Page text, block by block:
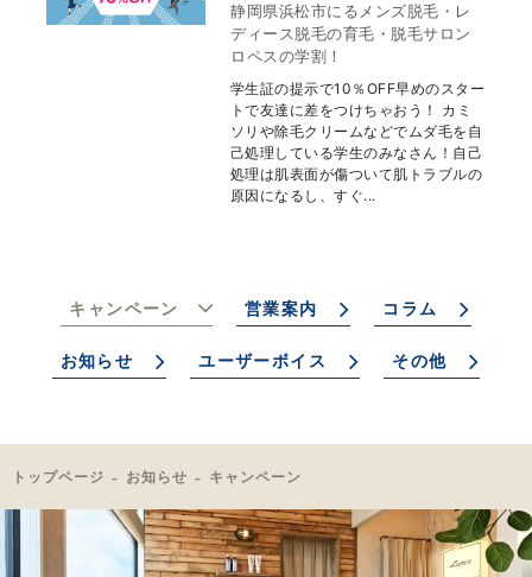
静岡県浜松市にるメンズ脱毛・レ
ディース脱毛の育毛・脱毛サロン
ロペスの学割！
学生証の提示で10％OFF早めのスター
トで友達に差をつけちゃおう！ カミ
ソリや除毛クリームなどでムダ毛を自
己処理している学生のみなさん！自己
処理は肌表面が傷ついて肌トラブルの
原因になるし、すぐ...
キャンペーン 営業案内 コラム
お知らせ ユーザーボイス その他
トップページ お知らせ キャンペーン